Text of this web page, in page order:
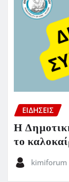
ΕΙΔΗΣΕΙΣ
Η
το
kimiforum